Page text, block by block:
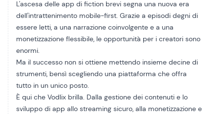
L'ascesa delle app di fiction brevi segna una nuova era
dell'intrattenimento mobile-first. Grazie a episodi degni di
essere letti, a una narrazione coinvolgente e a una
monetizzazione flessibile, le opportunità per i creatori sono
enormi.
Ma il successo non si ottiene mettendo insieme decine di
strumenti, bensì scegliendo una piattaforma che offra
tutto in un unico posto.
È qui che Vodlix brilla. Dalla gestione dei contenuti e lo
sviluppo di app allo streaming sicuro, alla monetizzazione e